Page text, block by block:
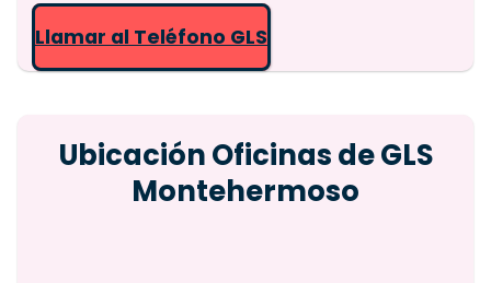
Llamar al Teléfono GLS
Ubicación Oficinas de GLS
Montehermoso